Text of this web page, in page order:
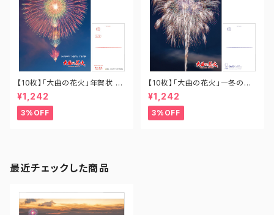
【10枚】「大曲の花火」年賀状 P
O-OH-029
¥1,242
3%OFF
【10枚】「大曲の花火」―冬の章
― 新作花火コレクション ポスト
カード PO-SH-007
¥1,242
3%OFF
最近チェックした商品